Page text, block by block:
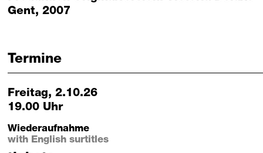
Gent, 2007
Termine
Freitag, 2.10.26
19.00 Uhr
Wiederaufnahme
with English surtitles